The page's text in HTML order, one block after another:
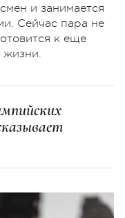
и занимается
Сейчас пара не
к еще
жизни.